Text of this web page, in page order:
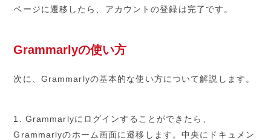
ページに遷移したら、アカウントの登録は完了です。
Grammarlyの使い方
次に、Grammarlyの基本的な使い方について解説します。
1. Grammarlyにログインすることができたら、
Grammarlyのホーム画面に遷移します。中央にドキュメン